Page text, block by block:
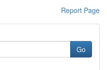
Report Page
Go